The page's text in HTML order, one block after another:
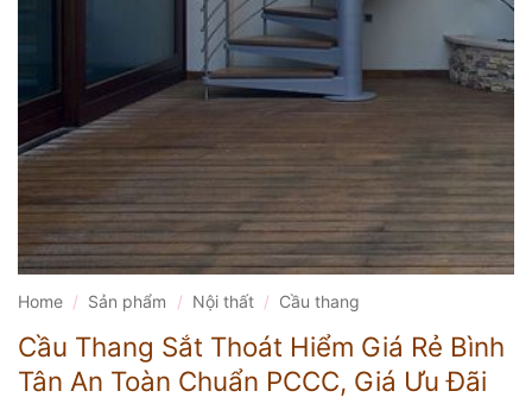
Home / Sản phẩm / Nội thất / Cầu thang
Cầu Thang Sắt Thoát Hiểm Giá Rẻ Bình
Tân An Toàn Chuẩn PCCC, Giá Ưu Đãi